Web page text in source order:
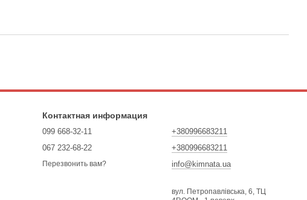
Контактная информация
099 668-32-11
067 232-68-22
Перезвонить вам?
+380996683211
+380996683211
info@kimnata.ua
вул. Петропавлівська, 6, ТЦ